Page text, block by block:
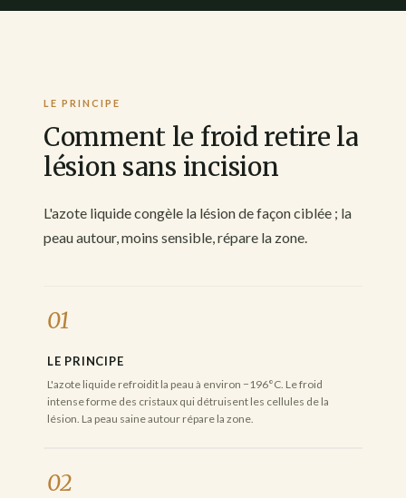
LE PRINCIPE
Comment le froid retire la
lésion sans incision
L'azote liquide congèle la lésion de façon ciblée ; la
peau autour, moins sensible, répare la zone.
01
LE PRINCIPE
L'azote liquide refroidit la peau à environ −196°C. Le froid
intense forme des cristaux qui détruisent les cellules de la
lésion. La peau saine autour répare la zone.
02